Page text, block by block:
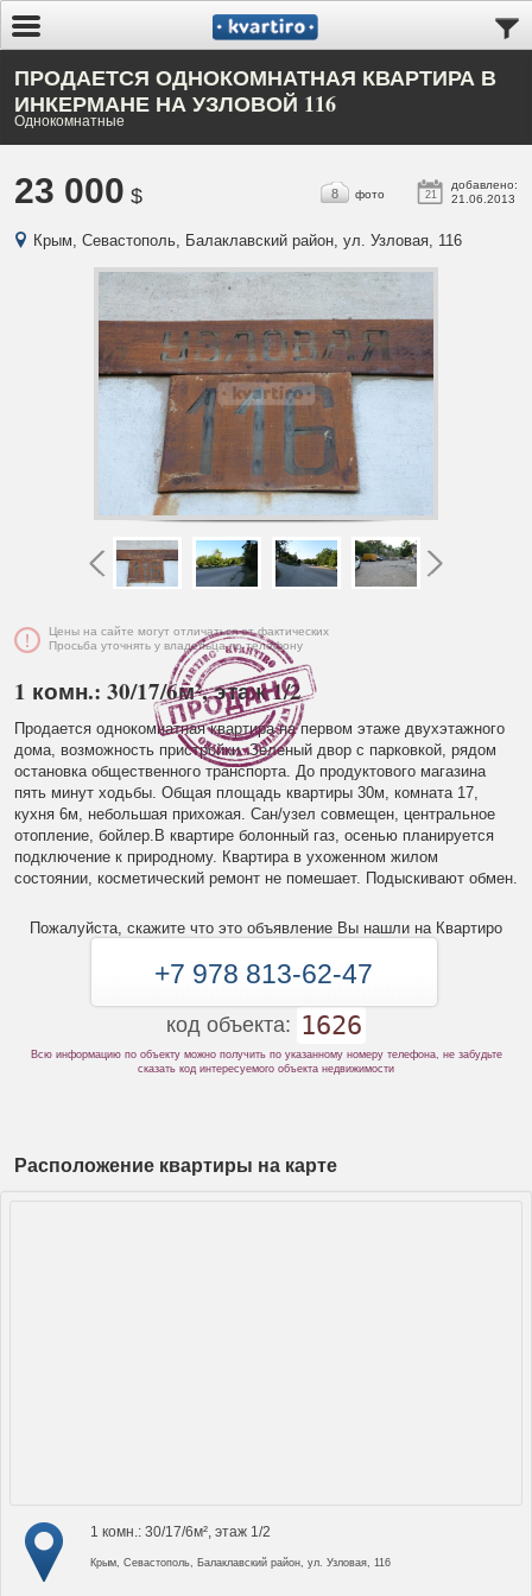
ПРОДАЕТСЯ ОДНОКОМНАТНАЯ КВАРТИРА В
ИНКЕРМАНЕ НА УЗЛОВОЙ 116
Однокомнатные
23 000 $ 21
добавлено:
21.06.2013
8 фото
Крым, Севастополь, Балаклавский район, ул. Узловая, 116
Цены на сайте могут отличаться от фактических
Просьба уточнять у владельца по телефону
1 комн.: 30/17/6м², этаж 1/2
Продается однокомнатная квартира на первом этаже двухэтажного
дома, возможность пристройки. Зеленый двор с парковкой, рядом
остановка общественного транспорта. До продуктового магазина
пять минут ходьбы. Общая площадь квартиры 30м, комната 17,
кухня 6м, небольшая прихожая. Сан/узел совмещен, центральное
отопление, бойлер.В квартире болонный газ, осенью планируется
подключение к природному. Квартира в ухоженном жилом
состоянии, косметический ремонт не помешает. Подыскивают обмен.
Пожалуйста, скажите что это объявление Вы нашли на Квартиро
+7 978 813-62-47
код объекта: 1626
Всю информацию по объекту можно получить по указанному номеру телефона, не забудьте
сказать код интересуемого объекта недвижимости
Расположение квартиры на карте
1 комн.: 30/17/6м², этаж 1/2
Крым, Севастополь, Балаклавский район, ул. Узловая, 116